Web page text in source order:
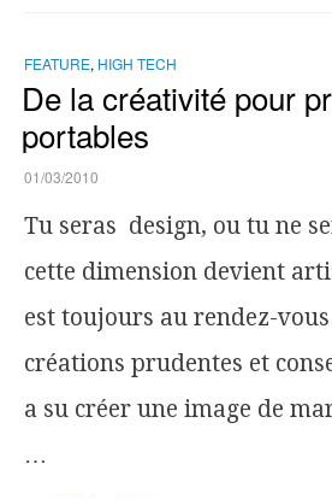
FEATURE, HIGH TECH
De la créativité pour
portables
01/03/2010
Tu seras design, ou tu ne
cette dimension devient
est toujours au rendez-
créations prudentes et
a su créer une image de
…